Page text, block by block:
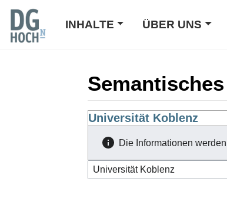
INHALTE ÜBER UNS
Wechseln zu:Navigation,Suche
Universität Koblenz
Die Informationen